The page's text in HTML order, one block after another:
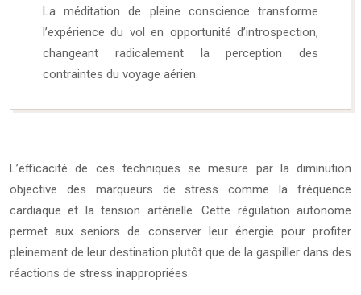
La méditation de pleine conscience transforme
l’expérience du vol en opportunité d’introspection,
changeant radicalement la perception des
contraintes du voyage aérien.
L’efficacité de ces techniques se mesure par la diminution
objective des marqueurs de stress comme la fréquence
cardiaque et la tension artérielle. Cette régulation autonome
permet aux seniors de conserver leur énergie pour profiter
pleinement de leur destination plutôt que de la gaspiller dans des
réactions de stress inappropriées.